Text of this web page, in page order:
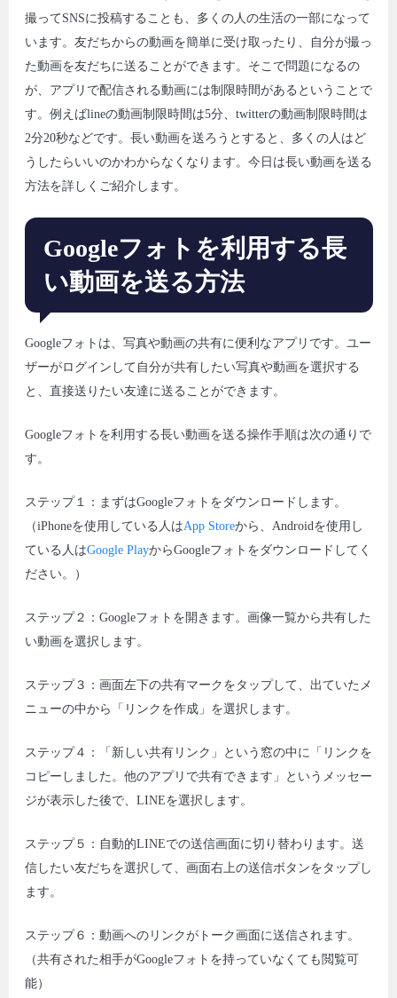
撮ってSNSに投稿することも、多くの人の生活の一部になって
います。友だちからの動画を簡単に受け取ったり、自分が撮っ
た動画を友だちに送ることができます。そこで問題になるの
が、アプリで配信される動画には制限時間があるということで
す。例えばlineの動画制限時間は5分、twitterの動画制限時間は
2分20秒などです。長い動画を送ろうとすると、多くの人はど
うしたらいいのかわからなくなります。今日は長い動画を送る
方法を詳しくご紹介します。
Googleフォトを利用する長
い動画を送る方法
Googleフォトは、写真や動画の共有に便利なアプリです。ユー
ザーがログインして自分が共有したい写真や動画を選択する
と、直接送りたい友達に送ることができます。
Googleフォトを利用する長い動画を送る操作手順は次の通りで
す。
ステップ１：まずはGoogleフォトをダウンロードします。
（iPhoneを使用している人はApp Storeから、Androidを使用し
ている人はGoogle PlayからGoogleフォトをダウンロードしてく
ださい。）
ステップ２：Googleフォトを開きます。画像一覧から共有した
い動画を選択します。
ステップ３：画面左下の共有マークをタップして、出ていたメ
ニューの中から「リンクを作成」を選択します。
ステップ４：「新しい共有リンク」という窓の中に「リンクを
コピーしました。他のアプリで共有できます」というメッセー
ジが表示した後で、LINEを選択します。
ステップ５：自動的LINEでの送信画面に切り替わります。送
信したい友だちを選択して、画面右上の送信ボタンをタップし
ます。
ステップ６：動画へのリンクがトーク画面に送信されます。
（共有された相手がGoogleフォトを持っていなくても閲覧可
能）